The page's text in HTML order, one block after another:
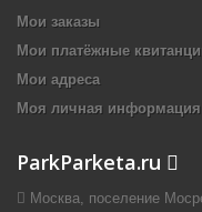
Мои заказы
Мои платёжные
Мои адреса
Моя личная информация
ParkParketa.ru
Москва, поселение